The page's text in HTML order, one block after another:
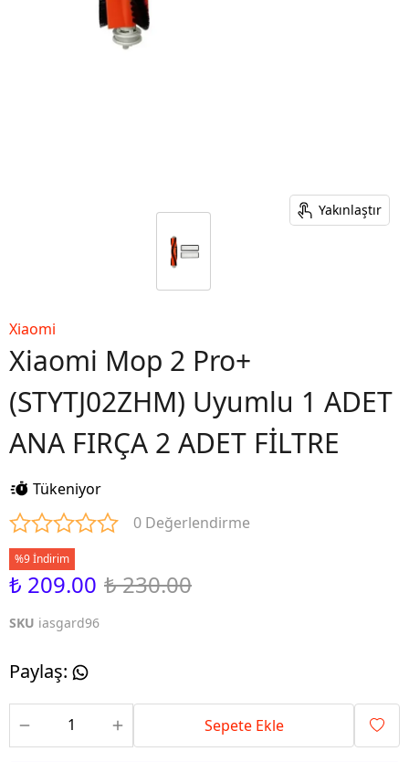
Yakınlaştır
Xiaomi
Xiaomi Mop 2 Pro+
(STYTJ02ZHM) Uyumlu 1 ADET
ANA FIRÇA 2 ADET FİLTRE
Tükeniyor
0 Değerlendirme
%9 İndirim
₺ 209.00 ₺ 230.00
SKU iasgard96
Paylaş:
Sepete Ekle